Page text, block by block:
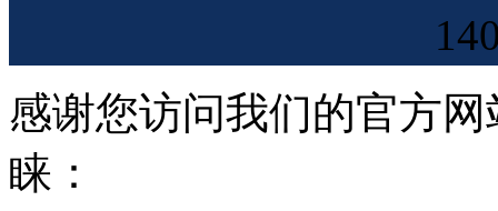
感谢您访问我们的官方
睐：